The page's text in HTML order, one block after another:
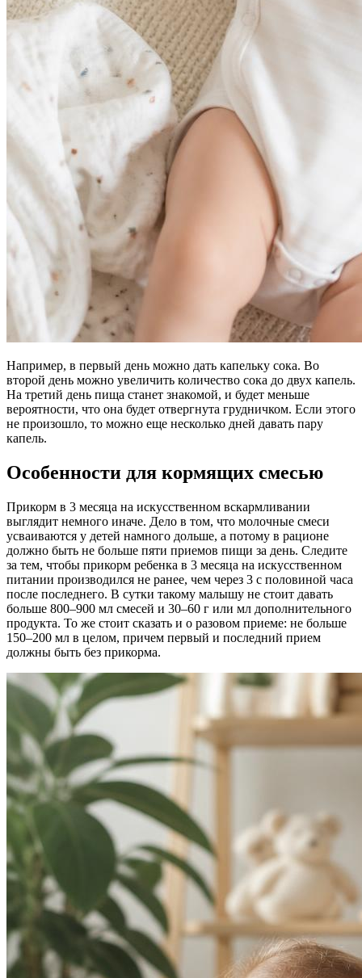
Например, в первый день можно дать капельку сока. Во
второй день можно увеличить количество сока до двух капель.
На третий день пища станет знакомой, и будет меньше
вероятности, что она будет отвергнута грудничком. Если этого
не произошло, то можно еще несколько дней давать пару
капель.
Особенности для кормящих смесью
Прикорм в 3 месяца на искусственном вскармливании
выглядит немного иначе. Дело в том, что молочные смеси
усваиваются у детей намного дольше, а потому в рационе
должно быть не больше пяти приемов пищи за день. Следите
за тем, чтобы прикорм ребенка в 3 месяца на искусственном
питании производился не ранее, чем через 3 с половиной часа
после последнего. В сутки такому малышу не стоит давать
больше 800–900 мл смесей и 30–60 г или мл дополнительного
продукта. То же стоит сказать и о разовом приеме: не больше
150–200 мл в целом, причем первый и последний прием
должны быть без прикорма.